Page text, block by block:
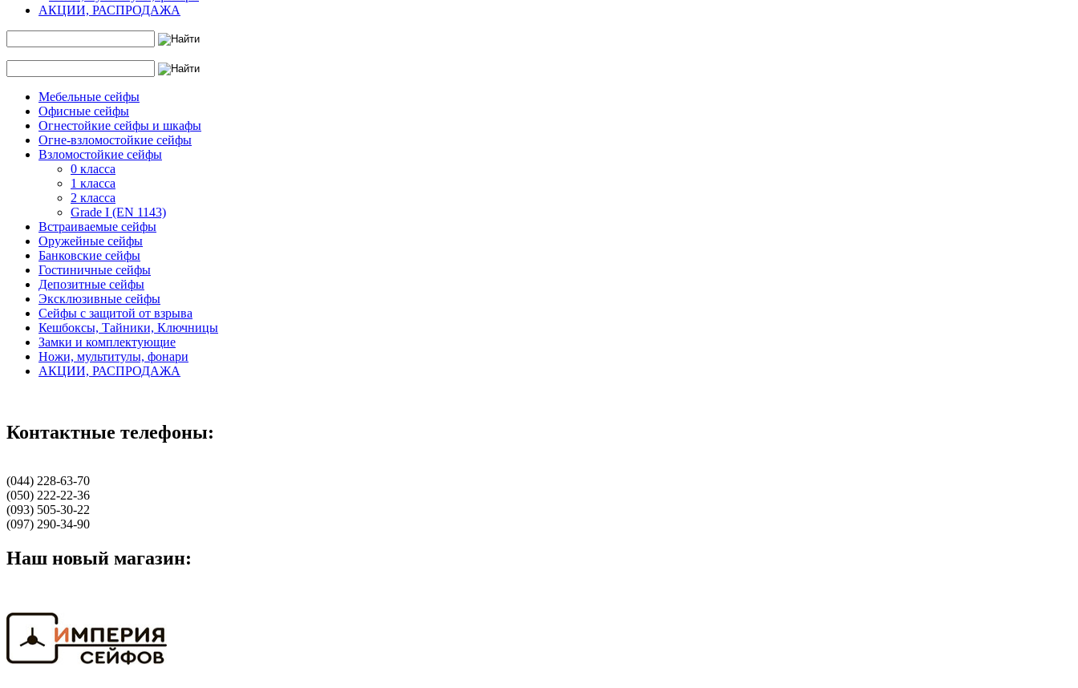
АКЦИИ, РАСПРОДАЖА
Мебельные сейфы
Офисные сейфы
Огнестойкие сейфы и шкафы
Огне-взломостойкие сейфы
Взломостойкие сейфы
0 класса
1 класса
2 класса
Grade I (EN 1143)
Встраиваемые сейфы
Оружейные сейфы
Банковские сейфы
Гостиничные сейфы
Депозитные сейфы
Эксклюзивные сейфы
Сейфы с защитой от взрыва
Кешбоксы, Тайники, Ключницы
Замки и комплектующие
Ножи, мультитулы, фонари
АКЦИИ, РАСПРОДАЖА
Контактные телефоны:
(044) 228-63-70
(050) 222-22-36
(093) 505-30-22
(097) 290-34-90
Наш новый магазин: